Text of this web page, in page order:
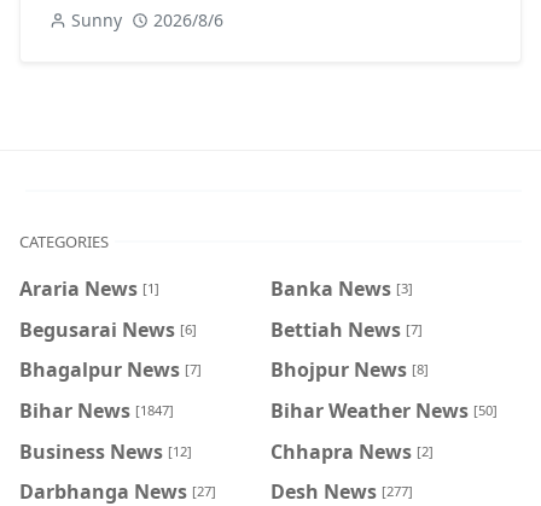
Sunny 2026/8/6
CATEGORIES
Araria News [1] Banka News [3]
Begusarai News [6] Bettiah News [7]
Bhagalpur News [7] Bhojpur News [8]
Bihar News [1847] Bihar Weather News [50]
Business News [12] Chhapra News [2]
Darbhanga News [27] Desh News [277]